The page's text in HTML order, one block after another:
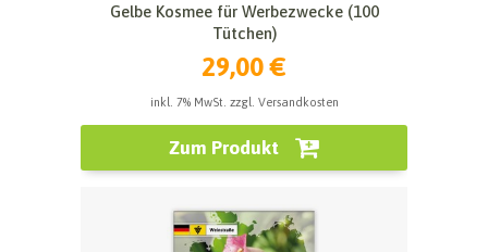
Gelbe Kosmee für Werbezwecke (100
Tütchen)
29,00 €
inkl. 7% MwSt. zzgl. Versandkosten
Zum Produkt